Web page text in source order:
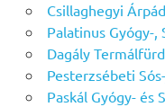
Csillaghegyi
Palatinus Gyógy-
Dagály
Pesterzsébeti
Paskál Gyógy- és